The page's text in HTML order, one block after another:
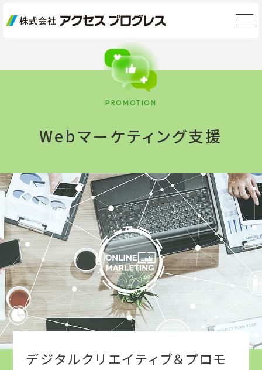
PROMOTION
Webマーケティング支援
デジタルクリエイティブ＆プロモ